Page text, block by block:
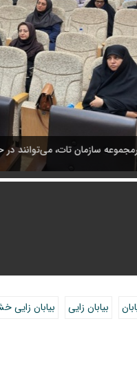
سازمان تات، می‌توانند در
بیابان زایی بیابان زایی